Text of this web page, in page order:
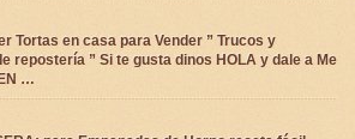
Tortas en casa para Vender ” Trucos y
repostería ” Si te gusta dinos HOLA y dale a Me
…